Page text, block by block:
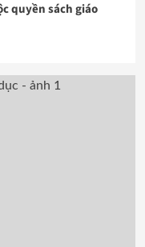
quyền sách giáo